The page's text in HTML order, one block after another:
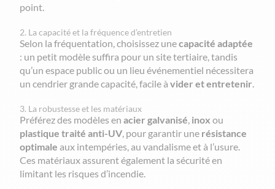
point.
2. La capacité et la fréquence d’entretien
Selon la fréquentation, choisissez unecapacité adaptée
: un petit modèle suffira pour un site tertiaire, tandis
qu’un espace public ou un lieu événementiel nécessitera
un cendrier grande capacité, facile àvider et entretenir.
3. La robustesse et les matériaux
Préférez des modèles enacier galvanisé, inox ou
plastique traité anti-UV, pour garantir une résistance
optimale aux intempéries, au vandalisme et à l’usure.
Ces matériaux assurent également la sécurité en
limitant les risques d’incendie.